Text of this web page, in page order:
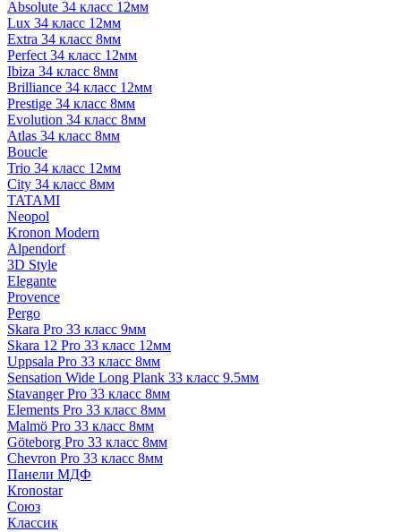
Absolute 34 класс 12мм
Lux 34 класс 12мм
Extra 34 класс 8мм
Perfect 34 класс 12мм
Ibiza 34 класс 8мм
Brilliance 34 класс 12мм
Prestige 34 класс 8мм
Evolution 34 класс 8мм
Atlas 34 класс 8мм
Boucle
Trio 34 класс 12мм
City 34 класс 8мм
TATAMI
Neopol
Kronon Modern
Alpendorf
3D Style
Elegante
Provence
Pergo
Skara Pro 33 класс 9мм
Skara 12 Pro 33 класс 12мм
Uppsala Pro 33 класс 8мм
Sensation Wide Long Plank 33 класс 9.5мм
Stavanger Pro 33 класс 8мм
Elements Pro 33 класс 8мм
Malmö Pro 33 класс 8мм
Göteborg Pro 33 класс 8мм
Chevron Pro 33 класс 8мм
Панели МДФ
Кronostar
Союз
Классик